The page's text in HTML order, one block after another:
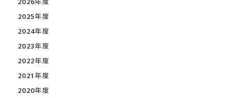
2025年度
2024年度
2023年度
2022年度
2021年度
2020年度